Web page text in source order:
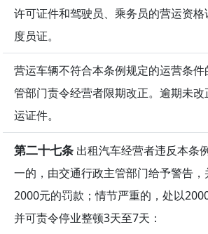
许可证件和驾驶员、乘务员的营运资
度员证。
营运车辆不符合本条例规定的运营条
管部门责令经营者限期改正。逾期未
运证件。
第二十七条 出租汽车经营者违反本条
一的，由交通行政主管部门给予警告
2000元的罚款；情节严重的，处以
并可责令停业整顿3天至7天：